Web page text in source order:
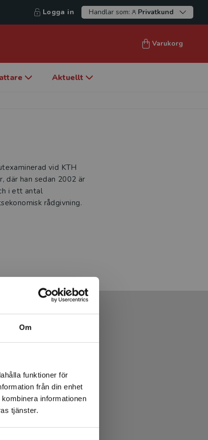
Om
funktioner för
från din enhet
informationen
tjänster.
Logga in Handlar som: Privatkund
Varukorg
Aktuellt
vid KTH
där han sedan 2002 är
i ett antal
rådgivning.